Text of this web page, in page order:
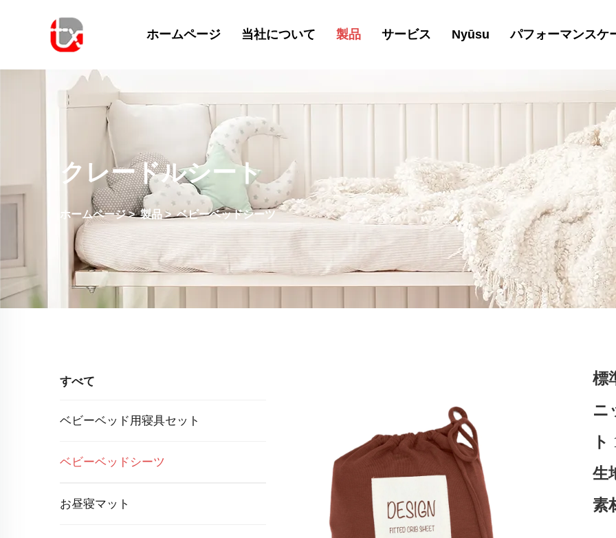
ホームページ 当社について 製品 サービス Nyūsu パフォーマンスケ
クレードルシート
ホームページ>製品>ベビーベッドシーツ
すべて
ベビーベッド用寝具セット
ベビーベッドシーツ
お昼寝マット
標
ニ
生
素